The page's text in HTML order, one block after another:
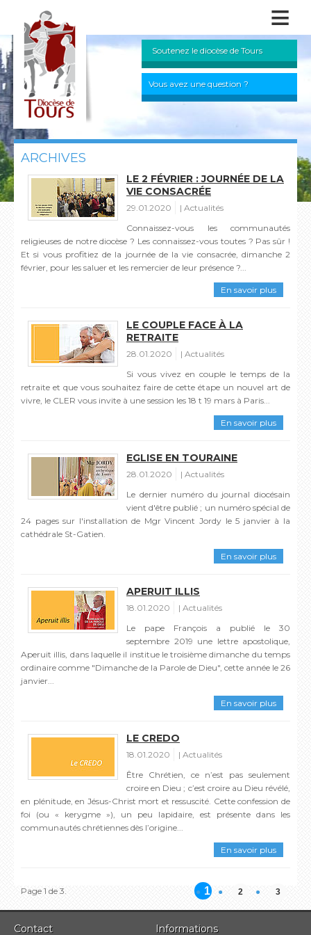
≡
Soutenez le diocèse de Tours
Vous avez une question ?
ARCHIVES
LE 2 FÉVRIER : JOURNÉE DE LA
VIE CONSACRÉE
29.01.2020
Actualités
Connaissez-vous les communautés
religieuses de notre diocèse ? Les connaissez-vous toutes ? Pas sûr !
Et si vous profitiez de la journée de la vie consacrée, dimanche 2
février, pour les saluer et les remercier de leur présence ?...
En savoir plus
LE COUPLE FACE À LA
RETRAITE
28.01.2020
Actualités
Si vous vivez en couple le temps de la
retraite et que vous souhaitez faire de cette étape un nouvel art de
vivre, le CLER vous invite à une session les 18 t 19 mars à Paris...
En savoir plus
EGLISE EN TOURAINE
28.01.2020
Actualités
Le dernier numéro du journal diocésain
vient d'être publié ; un numéro spécial de
24 pages sur l'installation de Mgr Vincent Jordy le 5 janvier à la
cathédrale St-Gatien.
En savoir plus
APERUIT ILLIS
18.01.2020
Actualités
Le pape François a publié le 30
septembre 2019 une lettre apostolique,
Aperuit illis, dans laquelle il institue le troisième dimanche du temps
ordinaire comme "Dimanche de la Parole de Dieu", cette année le 26
janvier...
En savoir plus
LE CREDO
18.01.2020
Actualités
Être Chrétien, ce n’est pas seulement
croire en Dieu ; c’est croire au Dieu révélé,
en plénitude, en Jésus-Christ mort et ressuscité. Cette confession de
foi (ou « kerygme »), un peu lapidaire, est présente dans les
communautés chrétiennes dès l’origine...
En savoir plus
Page 1 de 3. 1 2 3
Contact Informations